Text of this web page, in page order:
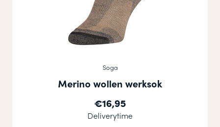
Soga
Merino wollen werksok
€16,95
Deliverytime